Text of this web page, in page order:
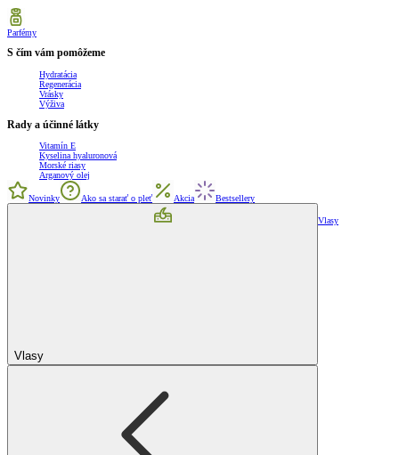
Parfémy
S čím vám pomôžeme
Hydratácia
Regenerácia
Vrásky
Výživa
Rady a účinné látky
Vitamín E
Kyselina hyaluronová
Morské riasy
Arganový olej
Novinky Ako sa starať o pleť Akcia Bestsellery
Vlasy
Vlasy